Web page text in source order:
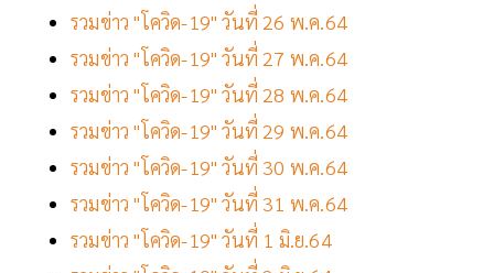
รวมข่าว "โควิด-19" วันที่ 26 พ.ค.64
รวมข่าว "โควิด-19" วันที่ 27 พ.ค.64
รวมข่าว "โควิด-19" วันที่ 28 พ.ค.64
รวมข่าว "โควิด-19" วันที่ 29 พ.ค.64
รวมข่าว "โควิด-19" วันที่ 30 พ.ค.64
รวมข่าว "โควิด-19" วันที่ 31 พ.ค.64
รวมข่าว "โควิด-19" วันที่ 1 มิ.ย.64